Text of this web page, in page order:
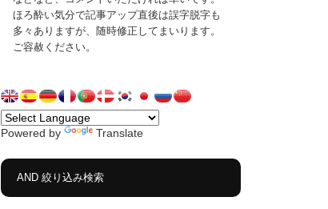
ほろ酔い気分で記事アップ直後は誤字脱字も
多々ありますが、随時修正してまいります。
ご容赦ください。
Powered by Translate
AND 絞り込み検索